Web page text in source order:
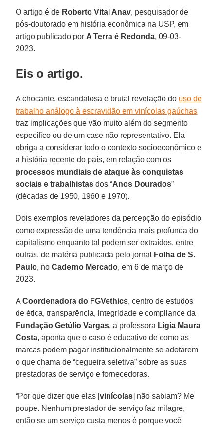
O artigo é de Roberto Vital Anav, pesquisador de
pós-doutorado em história econômica na USP, em
artigo publicado por A Terra é Redonda, 09-03-
2023.
Eis o artigo.
A chocante, escandalosa e brutal revelação do uso de
trabalho análogo à escravidão em vinícolas gaúchas
traz implicações que vão muito além do segmento
específico ou de um case não representativo. Ela
obriga a considerar todo o contexto socioeconômico e
a história recente do país, em relação com os
processos mundiais de ataque às conquistas
sociais e trabalhistas dos “Anos Dourados”
(décadas de 1950, 1960 e 1970).
Dois exemplos reveladores da percepção do episódio
como expressão de uma tendência mais profunda do
capitalismo enquanto tal podem ser extraídos, entre
outras, de matéria publicada pelo jornal
Folha de S.
Paulo, noCaderno Mercado, em 6 de março de
2023.
ACoordenadora do FGVethics, centro de estudos
de ética, transparência, integridade e compliance da
Fundação Getúlio Vargas, a professora Ligia Maura
Costa, aponta que o caso é educativo de como as
marcas podem pagar institucionalmente se adotarem
o que chama de “cegueira seletiva” sobre as suas
prestadoras de serviço e fornecedoras.
“Por que dizer que elas [vinícolas] não sabiam? Me
poupe. Nenhum prestador de serviço faz milagre,
então se um serviço custa menos é porque você